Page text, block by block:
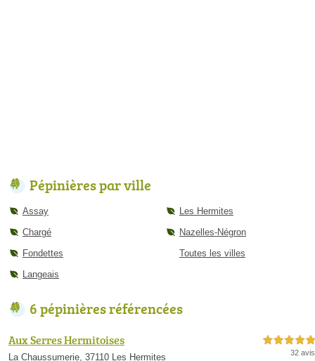
Pépinières par ville
Assay
Chargé
Fondettes
Langeais
Les Hermites
Nazelles-Négron
Toutes les villes
6 pépinières référencées
Aux Serres Hermitoises
La Chaussumerie, 37110 Les Hermites
5,0 étoiles sur 5
32 avis